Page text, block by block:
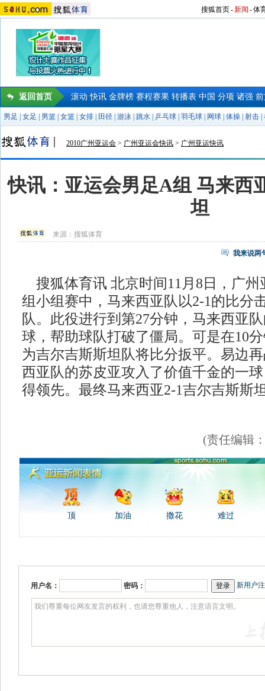
搜狐首页-新闻 -体
返回首页 滚动 快讯 金牌榜 赛程赛果 转播表 中国 分项 诸强
男足 女足 男篮 女篮 女排 田径 游泳 跳水 乒乓球 羽毛球 网球 体操 射击
2010广州亚运会 > 广州亚运会快讯 > 广州亚运快讯
快讯：亚运会男足A组 马来西
坦
来源：搜狐体育
我来说两
搜狐体育讯 北京时间11月8日，广州
组小组赛中，马来西亚队以2-1的比分
队。此役进行到第27分钟，马来西亚
球，帮助球队打破了僵局。可是在10
为吉尔吉斯斯坦队将比分扳平。易边
西亚队的苏皮亚攻入了价值千金的一
得领先。最终马来西亚2-1吉尔吉斯斯
(责任编辑
顶 加油 撒花 难过
用户名： 密码： 新用户